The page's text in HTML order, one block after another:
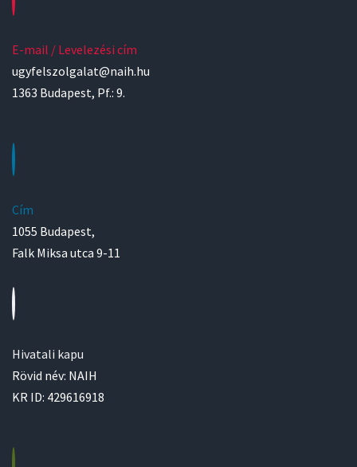
E-mail / Levelezési cím
ugyfelszolgalat@naih.hu
1363 Budapest, Pf.: 9.
Cím
1055 Budapest,
Falk Miksa utca 9-11
Hivatali kapu
Rövid név: NAIH
KR ID: 429616918